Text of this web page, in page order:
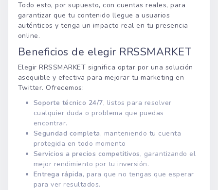
Todo esto, por supuesto, con cuentas reales, para
garantizar que tu contenido llegue a usuarios
auténticos y tenga un impacto real en tu presencia
online.
Beneficios de elegir RRSSMARKET
Elegir RRSSMARKET significa optar por una solución
asequible y efectiva para mejorar tu marketing en
Twitter. Ofrecemos:
Soporte técnico 24/7, listos para resolver
cualquier duda o problema que puedas
encontrar.
Seguridad completa, manteniendo tu cuenta
protegida en todo momento
Servicios a precios competitivos, garantizando el
mejor rendimiento por tu inversión.
Entrega rápida, para que no tengas que esperar
para ver resultados.